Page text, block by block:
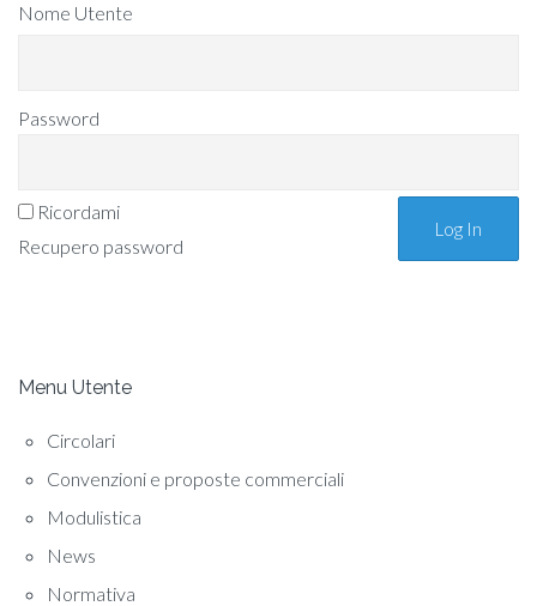
Nome Utente
Password
Ricordami
Recupero password
Menu Utente
Circolari
Convenzioni e proposte commerciali
Modulistica
News
Normativa